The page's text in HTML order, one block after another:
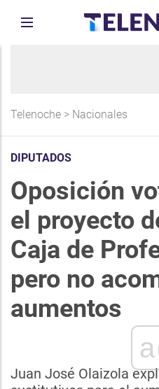
Telenoche > Nacionales
DIPUTADOS
Oposición
el proyecto
Caja de
pero no
aumentos
Juan José Olaizola